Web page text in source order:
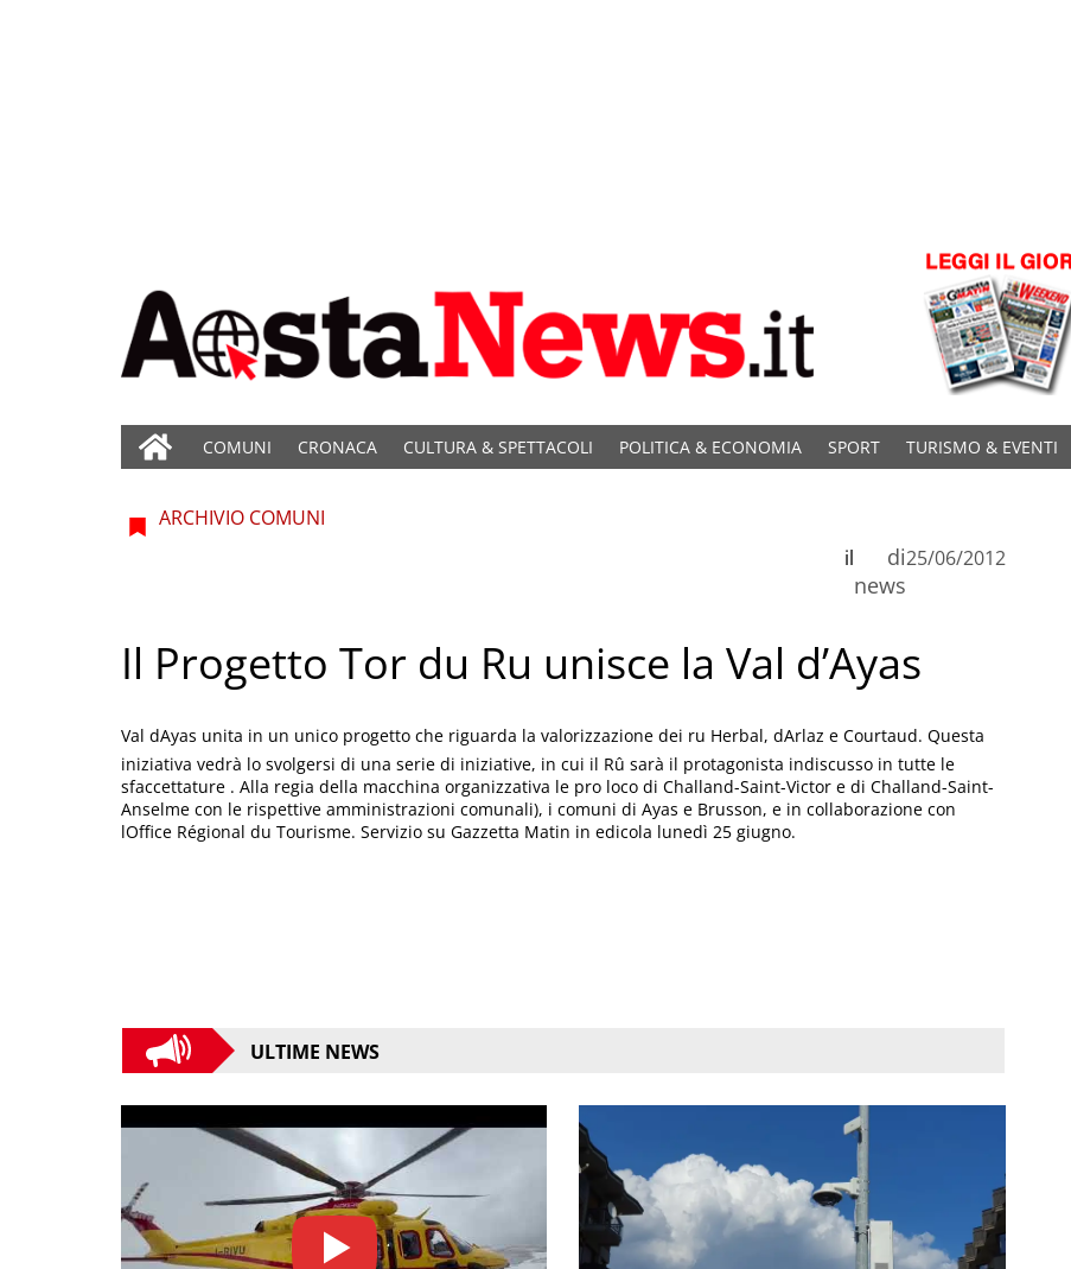
COMUNI CRONACA CULTURA & SPETTACOLI POLITICA & ECONOMIA SPORT TURISMO & EVENTI
ARCHIVIO COMUNI
di
news
il 25/06/2012
Il Progetto Tor du Ru unisce la Val d’Ayas
Val dAyas unita in un unico progetto che riguarda la valorizzazione dei ru Herbal, dArlaz e Courtaud. Questa
iniziativa vedrà lo svolgersi di una serie di iniziative, in cui il Rû sarà il protagonista indiscusso in tutte le
sfaccettature . Alla regia della macchina organizzativa le pro loco di Challand-Saint-Victor e di Challand-Saint-
Anselme con le rispettive amministrazioni comunali), i comuni di Ayas e Brusson, e in collaborazione con
lOffice Régional du Tourisme. Servizio su Gazzetta Matin in edicola lunedì 25 giugno.
ULTIME NEWS